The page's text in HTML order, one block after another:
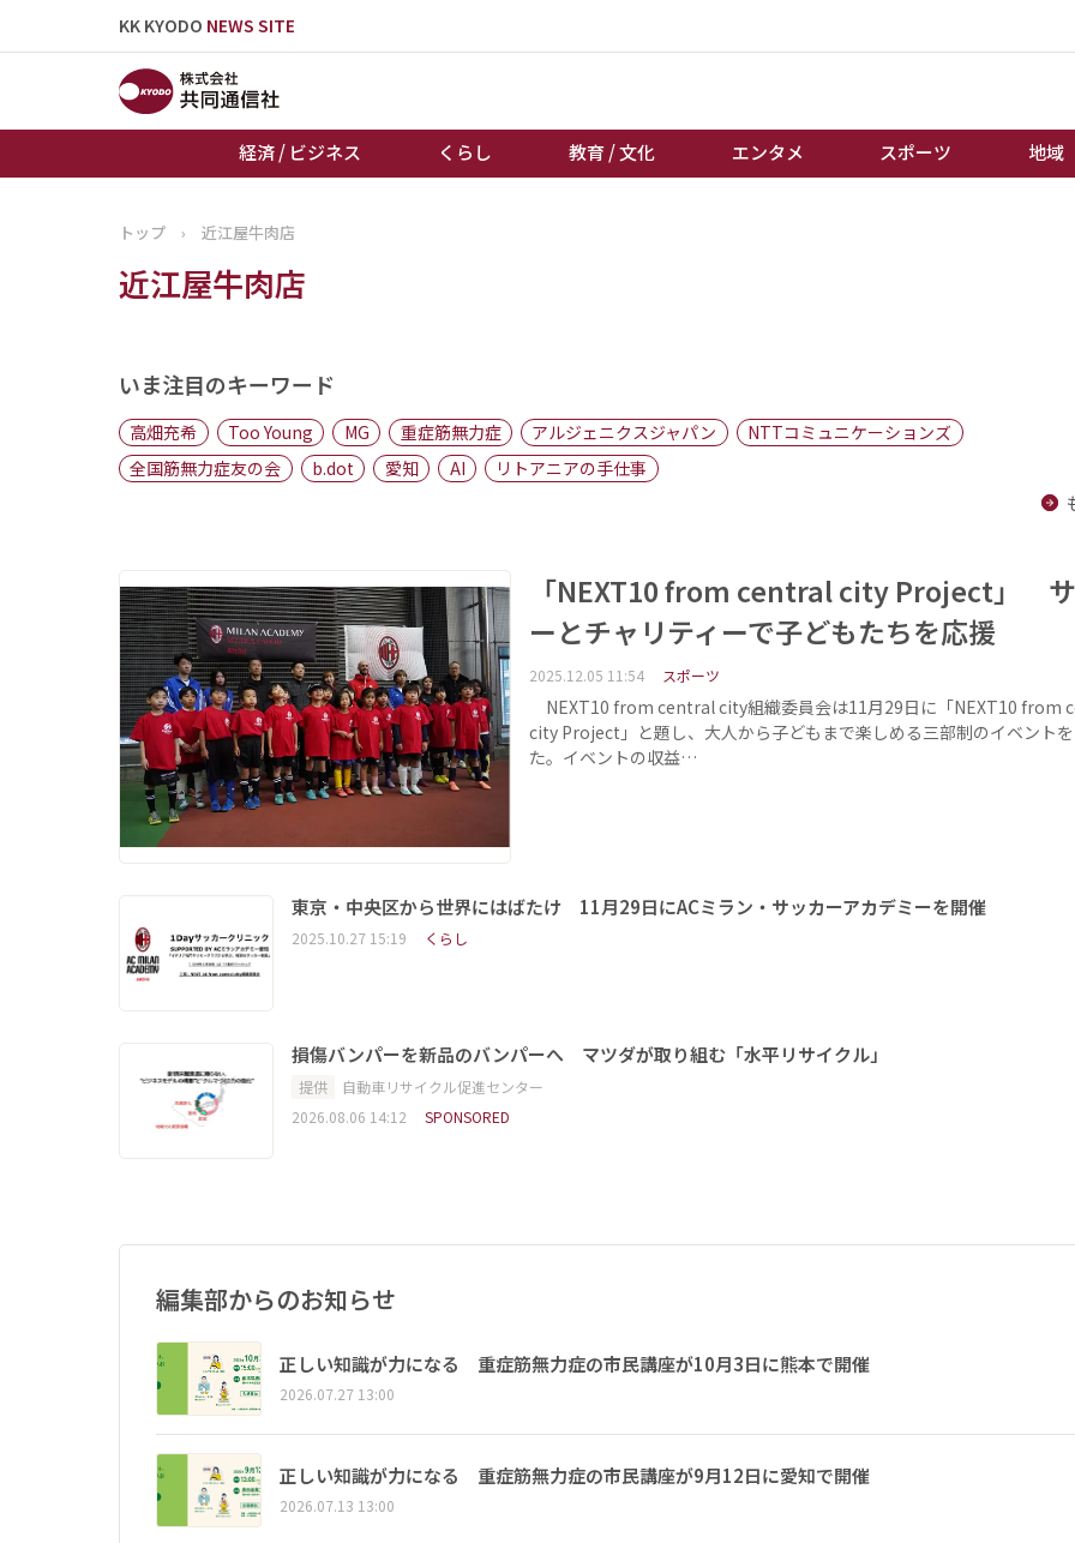
KK KYODO NEWS SITE
経済 / ビジネス くらし 教育 / 文化 エンタメ スポーツ 地域
トップページ
お知らせ
地域
キーパーソン
棋王戦
トップ › 近江屋牛肉店
近江屋牛肉店
いま注目のキーワード
高畑充希 Too Young MG 重症筋無力症 アルジェニクスジャパン
NTTコミュニケーションズ
全国筋無力症友の会
b.dot 愛知 AI
リトアニアの手仕事
「NEXT10 from central city Project」
ーとチャリティーで子どもたちを応援
2025.12.05 11:54 スポーツ
NEXT10 from central city組織委員会は11月29日に「NEXT10 from
city Project」と題し、大人から子どもまで楽しめる三部制のイベント
た。イベントの収益…
東京・中央区から世界にはばたけ 11月29日にACミラン・サッカーアカデミーを開催
2025.10.27 15:19 くらし
損傷バンパーを新品のバンパーへ マツダが取り組む「水平リサイクル」
提供
自動車リサイクル促進センター
2026.08.06 14:12
SPONSORED
編集部からのお知らせ
正しい知識が力になる 重症筋無力症の市民講座が10月3日に熊本で開催
2026.07.27 13:00
正しい知識が力になる 重症筋無力症の市民講座が9月12日に愛知で開催
2026.07.13 13:00